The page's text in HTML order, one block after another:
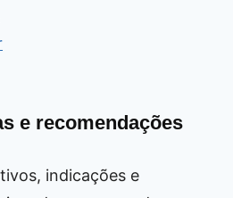
e recomendações
indicações e